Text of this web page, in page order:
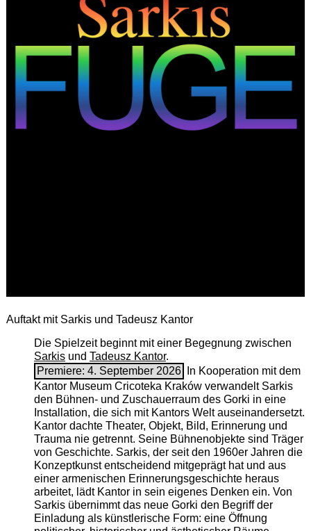
Auftakt mit Sarkis und Tadeusz Kantor
Die Spielzeit beginnt mit einer Begegnung zwischen
Sarkisund Tadeusz Kantor.
Premiere: 4. September 2026
In Kooperation mit dem
Kantor Museum Cricoteka Kraków verwandelt Sarkis
den Bühnen- und Zuschauerraum des Gorki in eine
Installation, die sich mit Kantors Welt auseinandersetzt.
Kantor dachte Theater, Objekt, Bild, Erinnerung und
Trauma nie getrennt. Seine Bühnenobjekte sind Träger
von Geschichte. Sarkis, der seit den 1960er Jahren die
Konzeptkunst entscheidend mitgeprägt hat und aus
einer armenischen ­Erinnerungsgeschichte heraus
arbeitet, lädt Kantor in sein eigenes Denken ein. Von
Sarkis übernimmt das neue Gorki den Begriff der
Einladung als künstlerische Form: eine Öffnung